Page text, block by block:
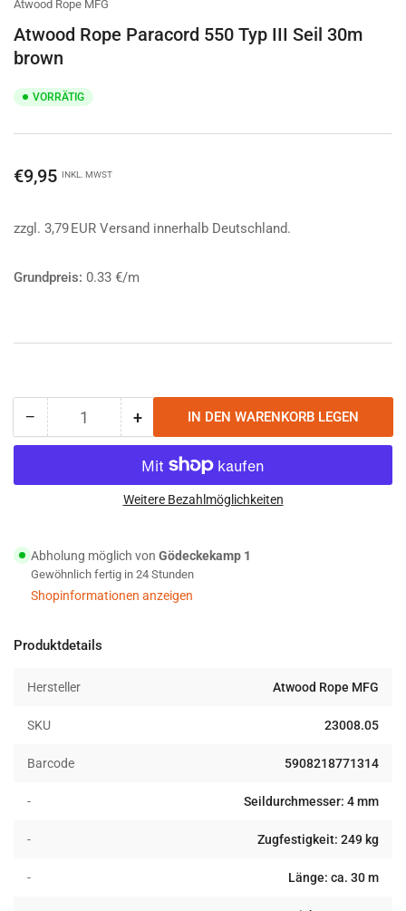
Atwood Rope MFG
Atwood Rope Paracord 550 Typ III Seil 30m
brown
VORRÄTIG
Normaler
€9,95 INKL. MWST
zzgl. 3,79 EUR Versand innerhalb Deutschland.
Grundpreis: 0.33 €/m
− Menge
reduzieren
Atwood
Typ
III
Seil
brown
Anzahl +Menge
erhöhen
für
Atwood
Rope
Typ
III
Seil
IN DEN WARENKORB LEGEN
Weitere Bezahlmöglichkeiten
Abholung möglich von Gödeckekamp 1
Gewöhnlich fertig in 24 Stunden
Shopinformationen anzeigen
Produktdetails
Hersteller Atwood Rope MFG
SKU 23008.05
Barcode 5908218771314
- Seildurchmesser: 4 mm
- Zugfestigkeit: 249 kg
- Länge: ca. 30 m